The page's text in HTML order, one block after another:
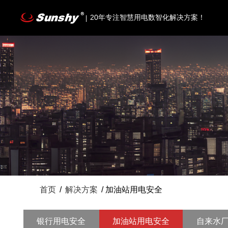
20年专注智慧用电数智化解决方案！
首页 / 解决方案 / 加油站用电安全
银行用电安全 加油站用电安全 自来水